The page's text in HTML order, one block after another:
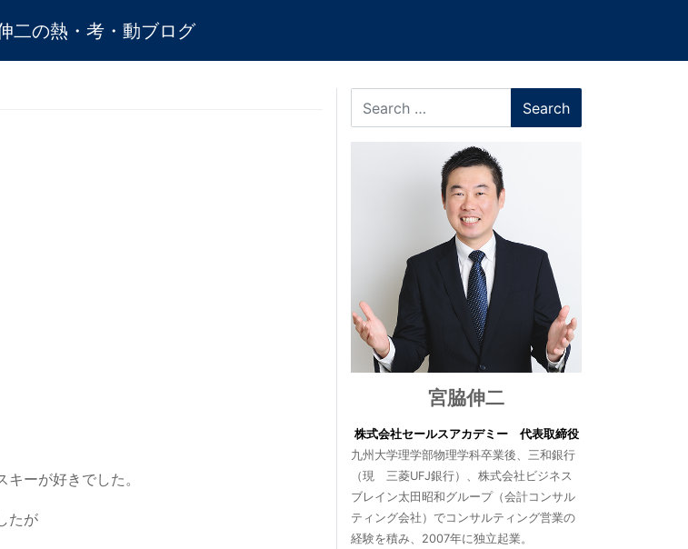
二の熱・考・動ブログ
ーが好きでした。
たが
宮脇伸二
株式会社セールスアカデミー 代表取締役
九州大学理学部物理学科卒業後、三和銀行
（現 三菱UFJ銀行）、株式会社ビジネス
ブレイン太田昭和グループ（会計コンサル
ティング会社）でコンサルティング営業の
経験を積み、2007年に独立起業。